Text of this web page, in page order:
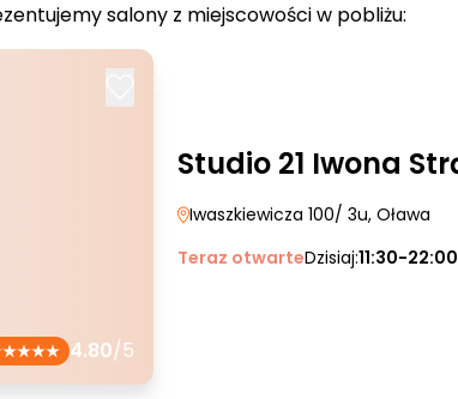
salony z miejscowości w pobliżu:
4.80/5
Studio 21 Iwona
Iwaszkiewicza 100/ 3u, Oława
Teraz otwarteDzisiaj:11:30-22:00